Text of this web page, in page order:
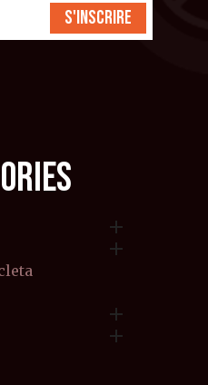
S'inscrire



